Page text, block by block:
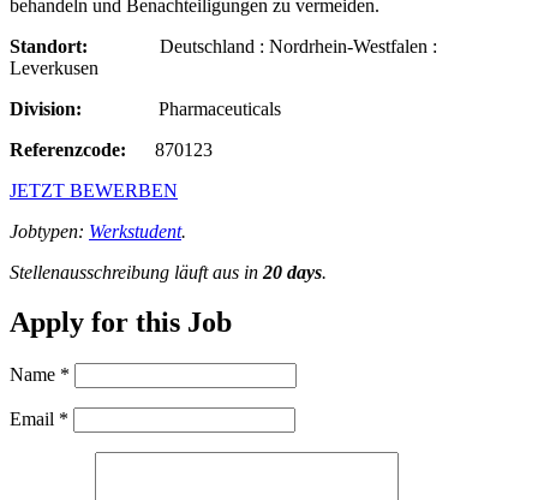
behandeln und Benachteiligungen zu vermeiden.
Standort:
​​ ​ Deutschland : Nordrhein-Westfalen :
Leverkusen​
Division:
​ Pharmaceuticals​
Referenzcode: 870123​
JETZT BEWERBEN
Jobtypen: Werkstudent.
Stellenausschreibung läuft aus in 20 days.
Apply for this Job
Name *
Email *